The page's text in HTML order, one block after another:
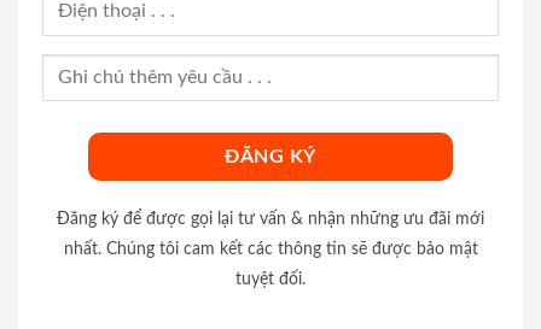
Đăng ký để được gọi lại tư vấn & nhận những ưu đãi mới
nhất. Chúng tôi cam kết các thông tin sẽ được bảo mật
tuyệt đối.